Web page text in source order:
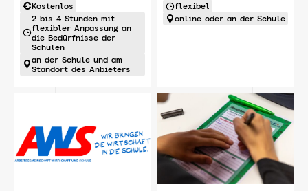
Kostenlos
2 bis 4 Stunden mit
flexibler Anpassung an
die Bedürfnisse der
Schulen
an der Schule und am
Standort des Anbieters
flexibel
online oder an der Schule